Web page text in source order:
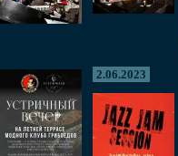
2.06.2023